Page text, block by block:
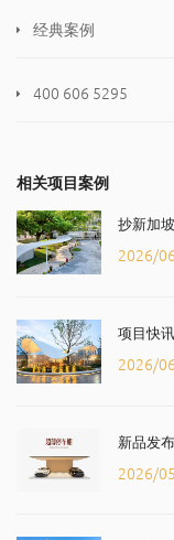
经典案例
400 606 5295
相关项目案例
抄新加
2026/
项目快
2026/
新品发
2026/